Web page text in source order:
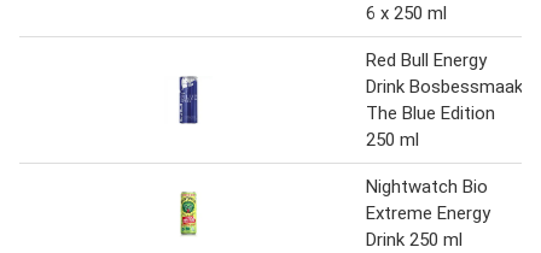
6 x 250 ml
Red Bull Energy
Drink Bosbessmaak
The Blue Edition
250 ml
Nightwatch Bio
Extreme Energy
Drink 250 ml